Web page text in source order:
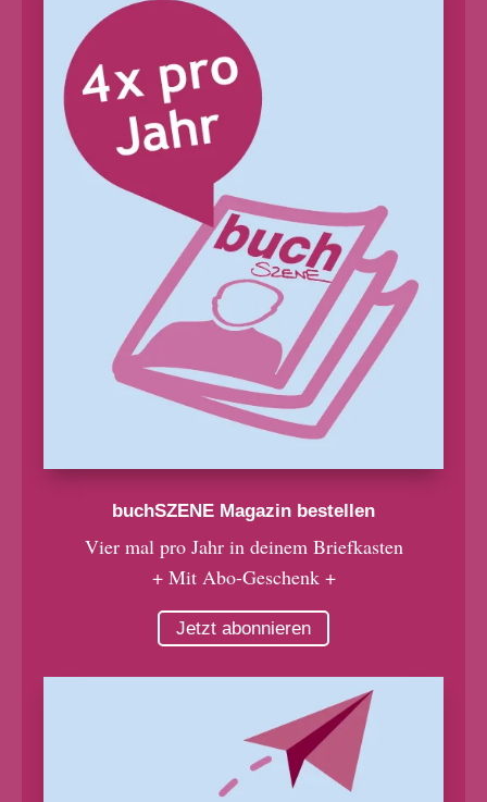
buchSZENE Magazin bestellen
Vier mal pro Jahr in deinem Briefkasten
+ Mit Abo-Geschenk +
Jetzt abonnieren